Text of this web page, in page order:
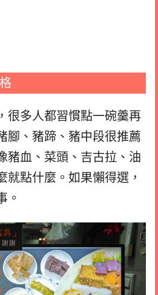
很多人都習慣點一碗羹再
腳、豬蹄、豬中段很推薦
豬血、菜頭、吉古拉、油
就點什麼。如果懶得選，
。